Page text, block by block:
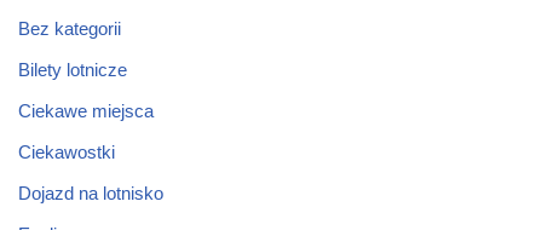
Bez kategorii
Bilety lotnicze
Ciekawe miejsca
Ciekawostki
Dojazd na lotnisko